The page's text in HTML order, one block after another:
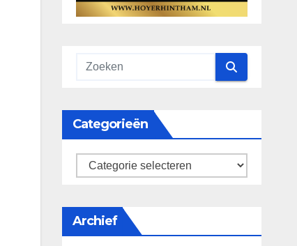
Categorieën
categorieën
Archief